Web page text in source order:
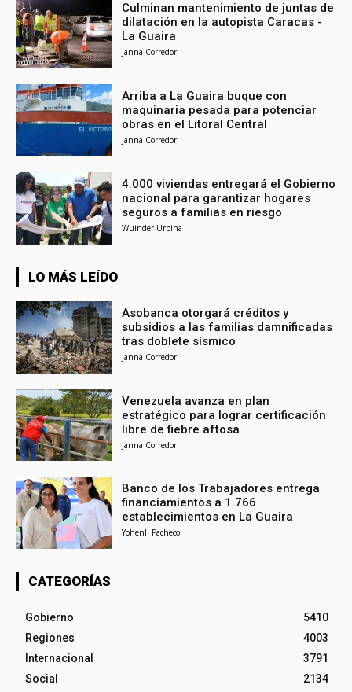
Culminan mantenimiento de juntas de
dilatación en la autopista Caracas -
La Guaira
Janna Corredor
Arriba a La Guaira buque con
maquinaria pesada para potenciar
obras en el Litoral Central
Janna Corredor
4.000 viviendas entregará el Gobierno
nacional para garantizar hogares
seguros a familias en riesgo
Wuinder Urbina
LO MÁS LEÍDO
Asobanca otorgará créditos y
subsidios a las familias damnificadas
tras doblete sísmico
Janna Corredor
Venezuela avanza en plan
estratégico para lograr certificación
libre de fiebre aftosa
Janna Corredor
Banco de los Trabajadores entrega
financiamientos a 1.766
establecimientos en La Guaira
Yohenli Pacheco
CATEGORÍAS
Gobierno
5410
Regiones
4003
Internacional
3791
Social
2134